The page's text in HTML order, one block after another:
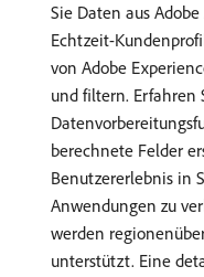
Sie Daten aus
Echtzeit-
von Adobe
und filtern. Erfahren
berechnete Felder
Benutzererlebnis in
Anwendungen zu
werden
unterstützt. Eine